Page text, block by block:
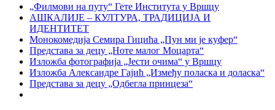
„Филмови на путу“ Гетe Института у Вршцу
АШКАЛИЈЕ – КУЛТУРА, ТРАДИЦИЈА И
ИДЕНТИТЕТ
Монокомедија Семира Гицића „Пун ми је куфер“
Представа за децу „Ноте малог Моцарта“
Изложба фотографија „Јести очима“ у Вршцу
Изложба Александре Гајић „Између поласка и доласка“
Представа за децу „Одбегла принцеза“